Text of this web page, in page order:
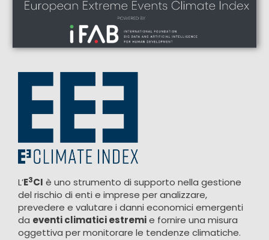
L’E3CI è uno strumento di supporto nella gestione
del rischio di enti e imprese per analizzare,
prevedere e valutare i danni economici emergenti
da eventi climatici estremie fornire una misura
oggettiva per monitorare le tendenze climatiche.